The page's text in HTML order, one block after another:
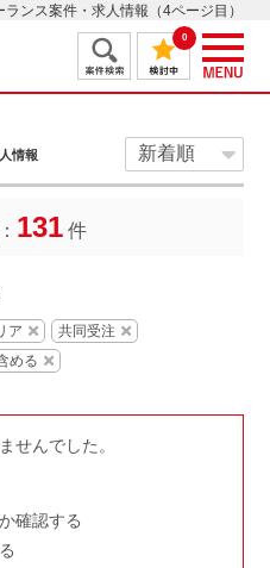
ンス案件・求人情報（4ページ目）
0
情報
131件
ア
共同受注
める
せんでした。
確認する